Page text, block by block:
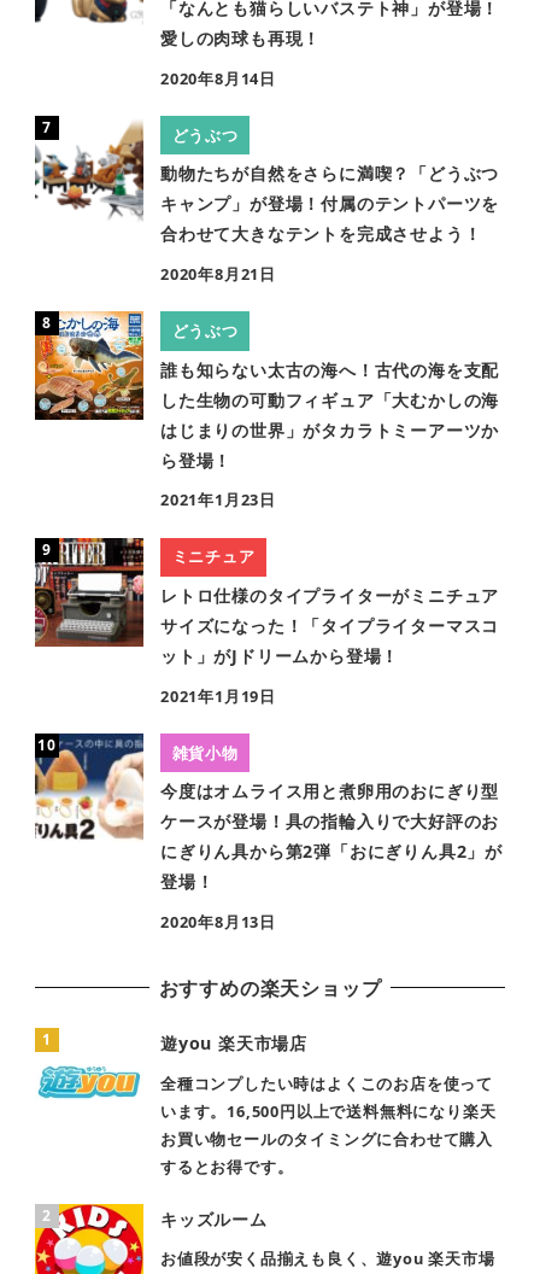
「なんとも猫らしいバステト神」が登場！
愛しの肉球も再現！
2020年8月14日
どうぶつ
動物たちが自然をさらに満喫？「どうぶつ
キャンプ」が登場！付属のテントパーツを
合わせて大きなテントを完成させよう！
2020年8月21日
どうぶつ
誰も知らない太古の海へ！古代の海を支配
した生物の可動フィギュア「大むかしの海
はじまりの世界」がタカラトミーアーツか
ら登場！
2021年1月23日
ミニチュア
レトロ仕様のタイプライターがミニチュア
サイズになった！「タイプライターマスコ
ット」がJドリームから登場！
2021年1月19日
雑貨小物
今度はオムライス用と煮卵用のおにぎり型
ケースが登場！具の指輪入りで大好評のお
にぎりん具から第2弾「おにぎりん具2」が
登場！
2020年8月13日
おすすめの楽天ショップ
遊you 楽天市場店
全種コンプしたい時はよくこのお店を使って
います。16,500円以上で送料無料になり楽天
お買い物セールのタイミングに合わせて購入
するとお得です。
キッズルーム
お値段が安く品揃えも良く、遊you 楽天市場